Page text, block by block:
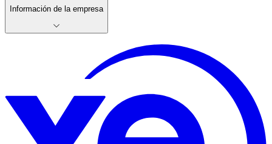
Información de la empresa